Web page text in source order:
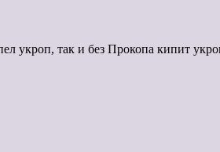
укроп, так и без Прокопа кипит